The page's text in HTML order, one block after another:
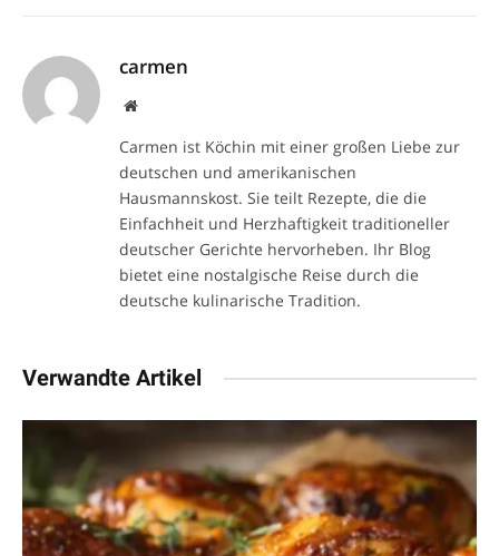
carmen
Website
Carmen ist Köchin mit einer großen Liebe zur
deutschen und amerikanischen
Hausmannskost. Sie teilt Rezepte, die die
Einfachheit und Herzhaftigkeit traditioneller
deutscher Gerichte hervorheben. Ihr Blog
bietet eine nostalgische Reise durch die
deutsche kulinarische Tradition.
Verwandte Artikel